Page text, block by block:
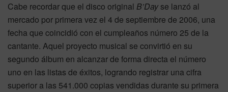
Cabe recordar que el disco original B’Day se lanzó al
mercado por primera vez el 4 de septiembre de 2006, una
fecha que coincidió con el cumpleaños número 25 de la
cantante. Aquel proyecto musical se convirtió en su
segundo álbum en alcanzar de forma directa el número
uno en las listas de éxitos, logrando registrar una cifra
superior a las 541.000 copias vendidas durante su primera